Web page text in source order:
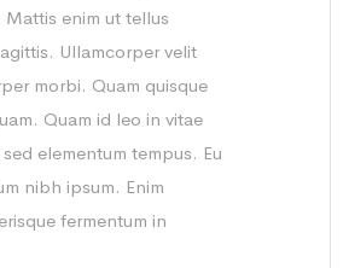
enim ut tellus
Ullamcorper velit
morbi. Quam quisque
Quam id leo in vitae
elementum tempus. Eu
nibh ipsum. Enim
fermentum in